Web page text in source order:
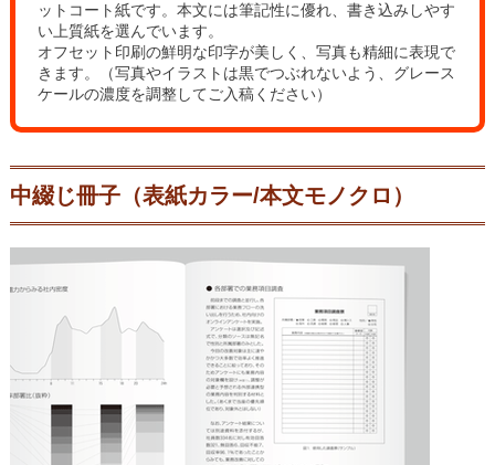
ットコート紙です。本文には筆記性に優れ、書き込みしやす
い上質紙を選んでいます。
オフセット印刷の鮮明な印字が美しく、写真も精細に表現で
きます。（写真やイラストは黒でつぶれないよう、グレース
ケールの濃度を調整してご入稿ください）
中綴じ冊子（表紙カラー/本文モノクロ）